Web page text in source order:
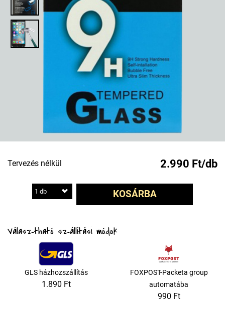
Tervezés nélkül 2.990 Ft/db
1 db KOSÁRBA
Választható szállítási módok
GLS házhozszállítás
1.890 Ft
FOXPOST-Packeta group
automatába
990 Ft